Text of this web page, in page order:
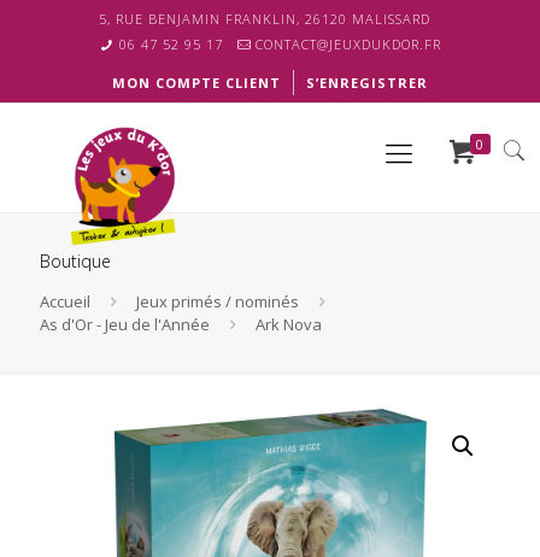
5, RUE BENJAMIN FRANKLIN, 26120 MALISSARD
06 47 52 95 17
CONTACT@JEUXDUKDOR.FR
MON COMPTE CLIENT S’ENREGISTRER
0
Boutique
Accueil
Jeux primés / nominés
As d'Or - Jeu de l'Année
Ark Nova